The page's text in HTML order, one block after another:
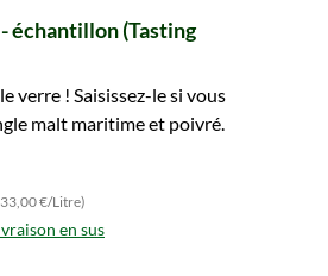
échantillon (Tasting
verre ! Saisissez-le si vous
malt maritime et poivré.
€/Litre)
en sus